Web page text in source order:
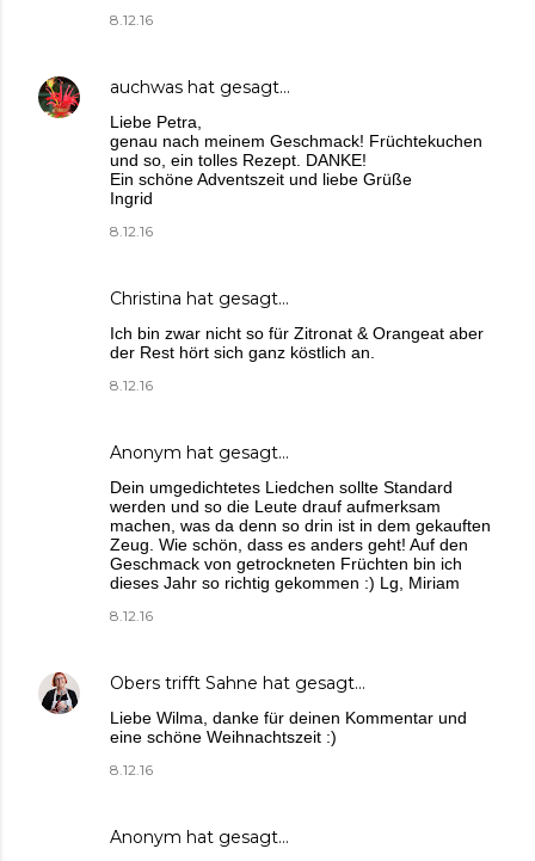
8.12.16
auchwas hat gesagt…
Liebe Petra,
genau nach meinem Geschmack! Früchtekuchen
und so, ein tolles Rezept. DANKE!
Ein schöne Adventszeit und liebe Grüße
Ingrid
8.12.16
Christina hat gesagt…
Ich bin zwar nicht so für Zitronat & Orangeat aber
der Rest hört sich ganz köstlich an.
8.12.16
Anonym hat gesagt…
Dein umgedichtetes Liedchen sollte Standard
werden und so die Leute drauf aufmerksam
machen, was da denn so drin ist in dem gekauften
Zeug. Wie schön, dass es anders geht! Auf den
Geschmack von getrockneten Früchten bin ich
dieses Jahr so richtig gekommen :) Lg, Miriam
8.12.16
Obers trifft Sahne hat gesagt…
Liebe Wilma, danke für deinen Kommentar und
eine schöne Weihnachtszeit :)
8.12.16
Anonym hat gesagt…